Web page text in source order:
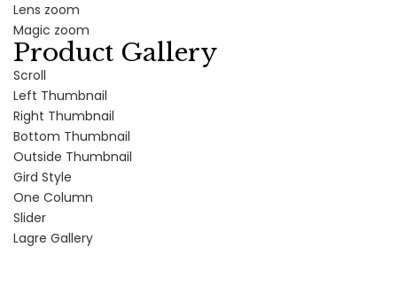
Lens zoom
Magic zoom
Product Gallery
Scroll
Left Thumbnail
Right Thumbnail
Bottom Thumbnail
Outside Thumbnail
Gird Style
One Column
Slider
Lagre Gallery